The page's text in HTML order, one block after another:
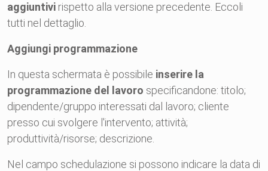
aggiuntivi rispetto alla versione precedente. Eccoli
tutti nel dettaglio.
Aggiungi programmazione
In questa schermata è possibile inserire la
programmazione del lavoro specificandone: titolo;
dipendente/gruppo interessati dal lavoro; cliente
presso cui svolgere l'intervento; attività;
produttività/risorse; descrizione.
Nel campo schedulazione si possono indicare la data di